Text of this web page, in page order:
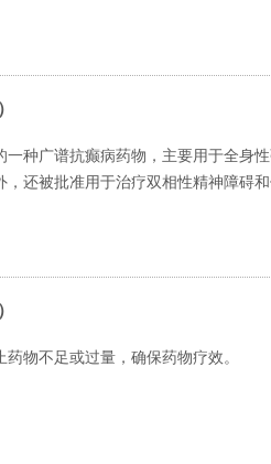
一种广谱抗癫病药物，主要用于全身
还被批准用于治疗双相性精神障碍和
物不足或过量，确保药物疗效。